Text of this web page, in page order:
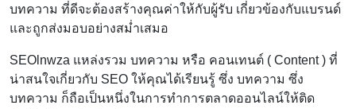
บทความ ที่ดีจะต้องสร้างคุณค่าให้กับผู้รับ เกี่ยวข้องกับแบรนด์
และถูกส่งมอบอย่างสม่ำเสมอ
SEOlnwza แหล่งรวม บทความ หรือ คอนเทนต์ ( Content ) ที่
น่าสนใจเกี่ยวกับ SEO ให้คุณได้เรียนรู้ ซึ่ง บทความ ซึ่ง
บทความ ก็ถือเป็นหนึ่งในการทำการตลาดออนไลน์ให้ติด